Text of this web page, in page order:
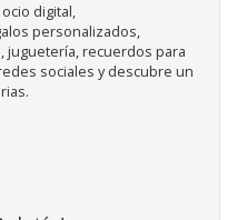
digital,
personalizados,
juguetería, recuerdos para
sociales y descubre un